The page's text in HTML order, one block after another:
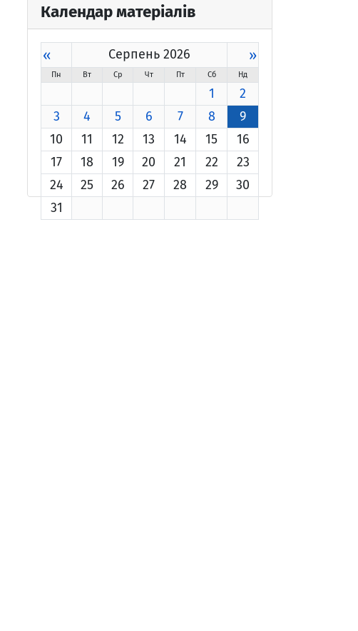
Календар матеріалів
« Серпень 2026 »
Пн Вт Ср Чт Пт Сб Нд
1
2
3
4 5 6 7 8
9
10
11 12 13 14 15
16
17
18 19 20 21 22
23
24
25 26 27 28 29
30
31